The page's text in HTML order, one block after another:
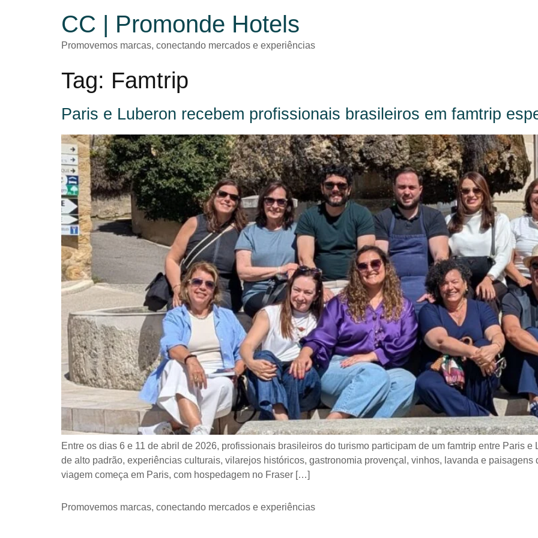
CC | Promonde Hotels
Promovemos marcas, conectando mercados e experiências
Tag: Famtrip
Paris e Luberon recebem profissionais brasileiros em famtrip
Entre os dias 6 e 11 de abril de 2026, profissionais brasileiros do turismo participam de um famtrip entre Paris
de alto padrão, experiências culturais, vilarejos históricos, gastronomia provençal, vinhos, lavanda e paisagens
viagem começa em Paris, com hospedagem no Fraser […]
Promovemos marcas, conectando mercados e experiências